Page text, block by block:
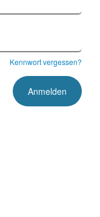
Kennwort vergessen?